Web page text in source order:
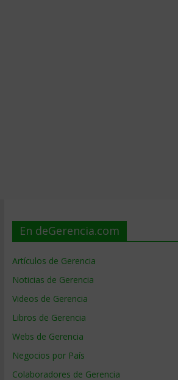
En deGerencia.com
Artículos de Gerencia
Noticias de Gerencia
Videos de Gerencia
Libros de Gerencia
Webs de Gerencia
Negocios por País
Colaboradores de Gerencia